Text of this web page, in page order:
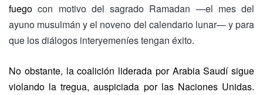
fuego con motivo del sagrado Ramadan —el mes del
ayuno musulmán y el noveno del calendario lunar—y para
que los diálogos interyemeníes tengan éxito.
No obstante, la coalición liderada por Arabia Saudí sigue
violando la tregua, auspiciada por las Naciones Unidas.